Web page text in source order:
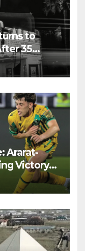
to
35
Ararat-
Victory